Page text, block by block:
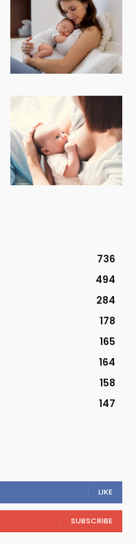
736
494
284
178
165
164
158
147
LIKE
SUBSCRIBE